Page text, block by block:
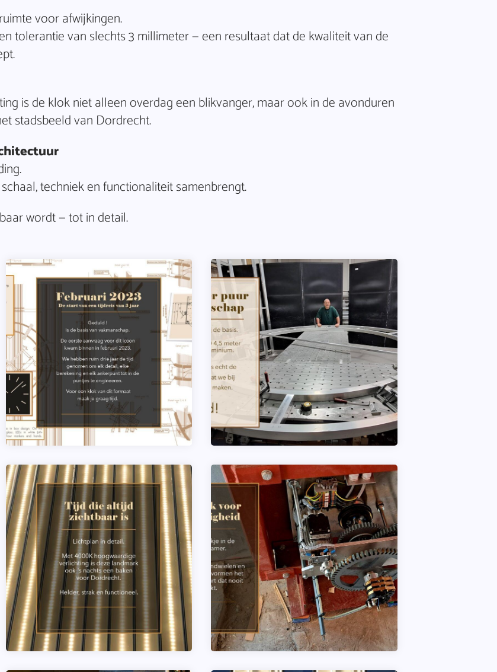
voor afwijkingen.
tolerantie van slechts 3 millimeter — een resultaat dat de kwaliteit van de
is de klok niet alleen overdag een blikvanger, maar ook in de avonduren
stadsbeeld van Dordrecht.
techniek en functionaliteit samenbrengt.
wordt — tot in detail.